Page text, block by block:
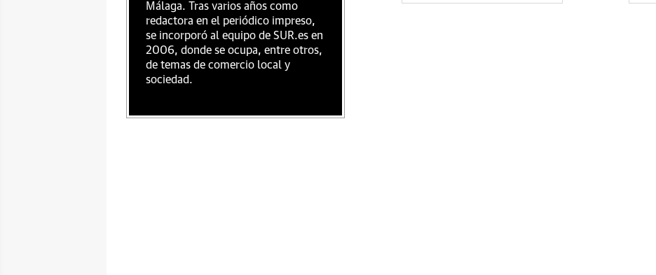
Málaga. Tras varios años como
redactora en el periódico impreso,
se incorporó al equipo de SUR.es en
2006, donde se ocupa, entre otros,
de temas de comercio local y
sociedad.